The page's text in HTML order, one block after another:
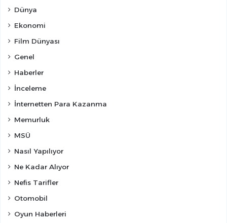
Dünya
Ekonomi
Film Dünyası
Genel
Haberler
İnceleme
İnternetten Para Kazanma
Memurluk
MSÜ
Nasıl Yapılıyor
Ne Kadar Alıyor
Nefis Tarifler
Otomobil
Oyun Haberleri